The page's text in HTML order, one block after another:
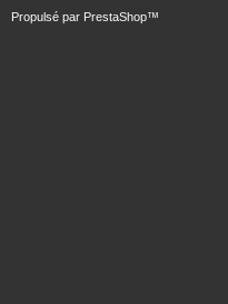
Propulsé par PrestaShop™